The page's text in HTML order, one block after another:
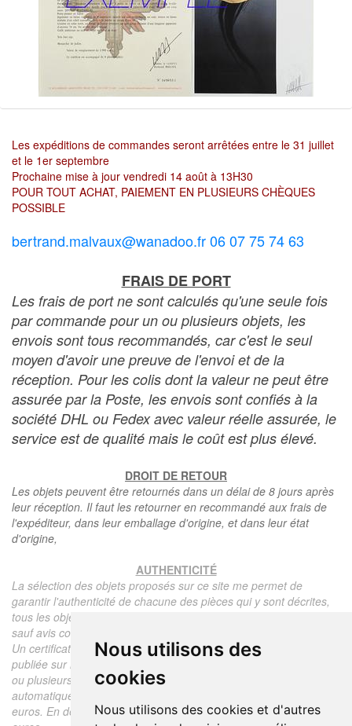
Nous utilisons des
cookies
Nous utilisons des cookies et d'autres
Les expéditions de commandes seront arrêtées entre le 31 juillet
et le 1er septembre
Prochaine mise à jour vendredi 14 août à 13H30
POUR TOUT ACHAT, PAIEMENT EN PLUSIEURS CHÈQUES
POSSIBLE
bertrand.malvaux@wanadoo.fr 06 07 75 74 63
FRAIS DE PORT
Les frais de port ne sont calculés qu'une seule fois
par commande pour un ou plusieurs objets, les
envois sont tous recommandés, car c'est le seul
moyen d'avoir une preuve de l'envoi et de la
réception. Pour les colis dont la valeur ne peut être
assurée par la Poste, les envois sont confiés à la
société DHL ou Fedex avec valeur réelle assurée, le
service est de qualité mais le coût est plus élevé.
DROIT DE RETOUR
Les objets peuvent être retournés dans un délai de 8 jours après
leur réception. Il faut les retourner en recommandé aux frais de
l'expéditeur, dans leur emballage d'origine, et dans leur état
d'origine,
AUTHENTICITÉ
La sélection des objets proposés sur ce site me permet de
garantir l'authenticité de chacune des pièces qui y sont décrites,
tous les objets proposés sont garantis d'époque et authentiques,
sauf avis contraire ou restriction dans la description.
Un certificat d'authenticité de l'objet reprenant la description
publiée sur le site, l'époque, le prix de vente, accompagné d'une
ou plusieurs photographies en couleurs est communiqué
automatiquement pour tout objet dont le prix est supérieur à 130
euros. En dessous de ce prix chaque certificat est facturé 5